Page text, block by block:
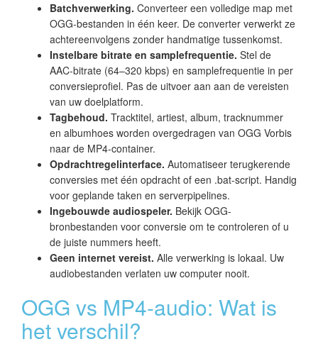
Batchverwerking. Converteer een volledige map met
OGG-bestanden in één keer. De converter verwerkt ze
achtereenvolgens zonder handmatige tussenkomst.
Instelbare bitrate en samplefrequentie. Stel de
AAC-bitrate (64–320 kbps) en samplefrequentie in per
conversieprofiel. Pas de uitvoer aan aan de vereisten
van uw doelplatform.
Tagbehoud. Tracktitel, artiest, album, tracknummer
en albumhoes worden overgedragen van OGG Vorbis
naar de MP4-container.
Opdrachtregelinterface. Automatiseer terugkerende
conversies met één opdracht of een .bat-script. Handig
voor geplande taken en serverpipelines.
Ingebouwde audiospeler. Bekijk OGG-
bronbestanden voor conversie om te controleren of u
de juiste nummers heeft.
Geen internet vereist. Alle verwerking is lokaal. Uw
audiobestanden verlaten uw computer nooit.
OGG vs MP4-audio: Wat is
het verschil?